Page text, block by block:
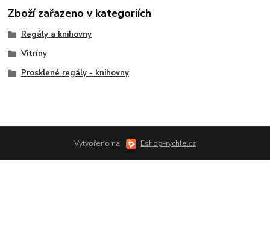
Zboží zařazeno v kategoriích
Regály a knihovny
Vitríny
Prosklené regály - knihovny
Vytvořeno na Eshop-rychle.cz